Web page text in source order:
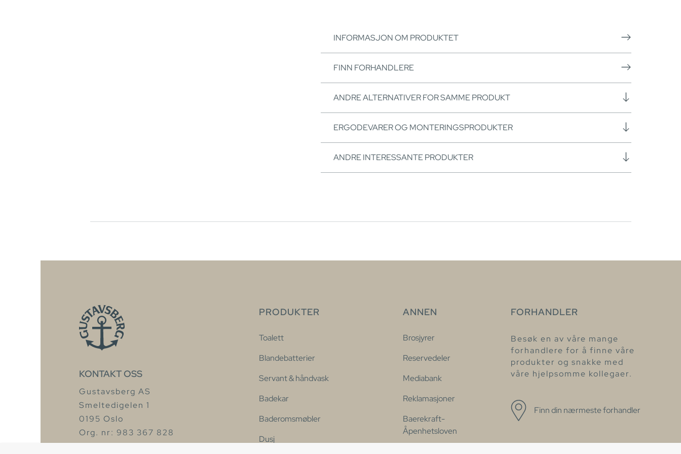
INFORMASJON OM PRODUKTET
FINN FORHANDLERE
ANDRE ALTERNATIVER FOR SAMME PRODUKT
ERGODEVARER OG MONTERINGSPRODUKTER
ANDRE INTERESSANTE PRODUKTER
KONTAKT OSS
Gustavsberg AS
Smeltedigelen 1
0195 Oslo
Org. nr: 983 367 828
Tel: +47 67 97 82 50
PRODUKTER
Toalett
Blandebatterier
Servant & håndvask
Badekar
Baderomsmøbler
Dusj
ANNEN
Brosjyrer
Reservedeler
Mediabank
Reklamasjoner
Baerekraft-
Åpenhetsloven
FORHANDLER
Besøk en av våre mange
forhandlere for å finne våre
produkter og snakke med
våre hjelpsomme kollegaer.
Finn din nærmeste forhandler